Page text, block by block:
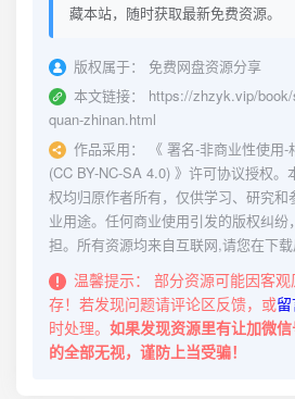
藏本站，随时获取最新免费资源。
版权属于：
免费网盘资源分享
本文链接：
https://zhzyk.vip/
quan-zhinan.html
作品采用：
《 署名-非商业性使用
(CC BY-NC-SA 4.0) 》许可协议授权。
权均归原作者所有，仅供学习、研究和
业用途。任何商业使用引发的版权纠
担。所有资源均来自互联网,请您在下载
温馨提示：
部分资源可能因客
存！若发现问题请评论区反馈，或
时处理。 如果发现资源里有让加微
的全部无视，谨防上当受骗！